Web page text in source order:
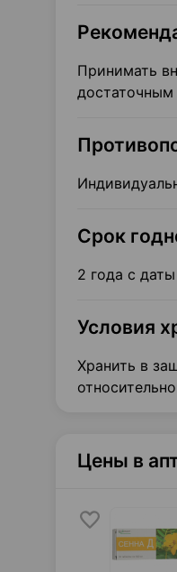
Принимать
достаточным
Срок
2 года с
Условия
Хранить в
Цены в